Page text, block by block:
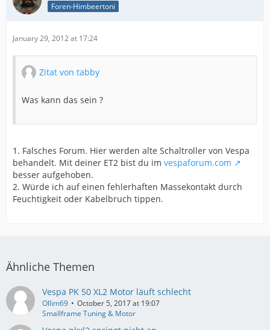
Foren-Himbeertoni
January 29, 2012 at 17:24
Zitat von tabby
Was kann das sein ?
1. Falsches Forum. Hier werden alte Schaltroller von Vespa
behandelt. Mit deiner ET2 bist du im vespaforum.com
besser aufgehoben.
2. Würde ich auf einen fehlerhaften Massekontakt durch
Feuchtigkeit oder Kabelbruch tippen.
Ähnliche Themen
Vespa PK 50 XL2 Motor läuft schlecht
Ollim69
October 5, 2017 at 19:07
Smallframe Tuning & Motor